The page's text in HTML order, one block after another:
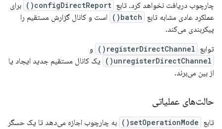
چارچوب دریافت نخواهد کرد. تابع configDirectReport()
برای
عملکرد عادی مشابه تابع batch()
است و کانال گزارش مستقیم را
پیکربندی می‌کند.
توابع registerDirectChannel() و
unregisterDirectChannel()
یک کانال مستقیم جدید ایجاد یا
از بین می‌برند.
حالت‌های عملیاتی
تابع setOperationMode()
به چارچوب اجازه می‌دهد تا یک حسگر